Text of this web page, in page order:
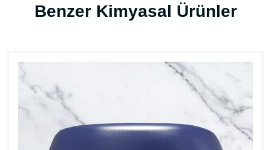
Benzer Kimyasal Ürünler